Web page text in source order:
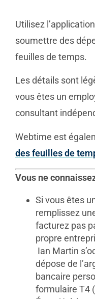
Utilisez l’application
soumettre des
feuilles de temps.
Les détails sont
vous êtes un
consultant
Webtime est
des feuilles de
Vous ne
Si vous êtes
remplissez
facturez pas
propre
Ian Martin
dépose de
bancaire
formulaire T4